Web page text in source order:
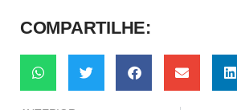
COMPARTILHE: